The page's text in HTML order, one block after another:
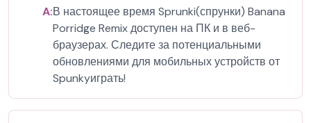
A:В настоящее время Sprunki(спрунки) Banana
Porridge Remix доступен на ПК и в веб-
браузерах. Следите за потенциальными
обновлениями для мобильных устройств от
Spunkyиграть!